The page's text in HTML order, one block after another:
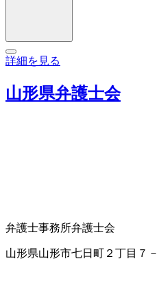
詳細を見る
山形県弁護士会
弁護士事務所弁護士会
山形県山形市七日町２丁目７